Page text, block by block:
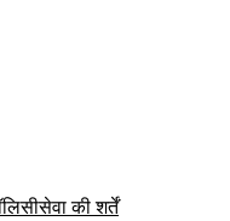
सेवा की शर्तें